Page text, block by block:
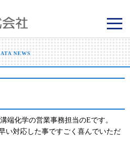
端化学株式会社
NEWS
端化学の営業事務担当のEです。
い対応した事ですごく喜んでいただ